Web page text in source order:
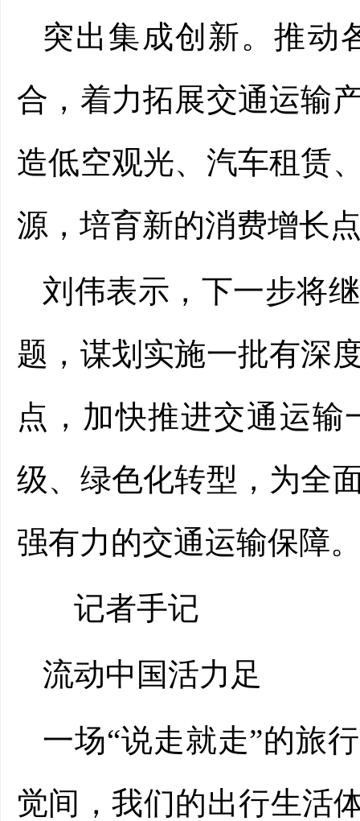
突出集成创新。推动
合，着力拓展交通运输
造低空观光、汽车租赁
源，培育新的消费增长
刘伟表示，下一步将
题，谋划实施一批有深
点，加快推进交通运
级、绿色化转型，为全
强有力的交通运输保障
记者手记
流动中国活力足
一场“说走就走”的旅
觉间，我们的出行生活